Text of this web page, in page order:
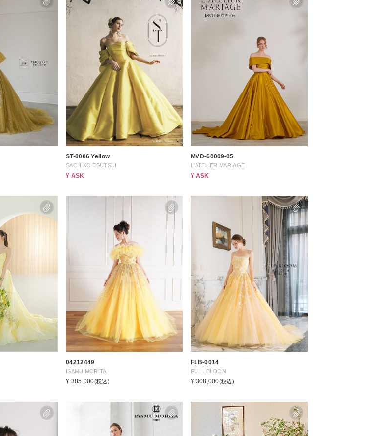
ST-0006 Yellow
SACHIKO TSUTSUI
¥ ASK
MVD-60009-05
L'ATELIER MARIAGE
¥ ASK
04212449
ISAMU MORITA
¥ 385,000(税込)
FLB-0014
FULL BLOOM
¥ 308,000(税込)